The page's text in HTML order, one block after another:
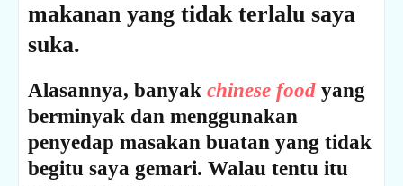
makanan yang tidak terlalu saya
suka.
Alasannya, banyak chinese food yang
berminyak dan menggunakan
penyedap masakan buatan yang tidak
begitu saya gemari. Walau tentu itu